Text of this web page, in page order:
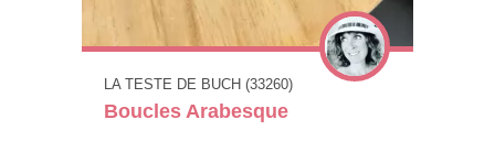
LA TESTE DE BUCH (33260)
Boucles Arabesque